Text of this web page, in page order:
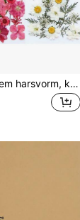
Gepreegte harsbloem harsvorm, kunstmatige gedroogde bloemblaadjes voor scrapbooking DIY kaarsaccessoires sieraden maken